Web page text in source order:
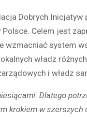
Dobrych Inicjatyw
Celem jest
wzmacniać system
władz
i władz
Dlatego
krokiem w szerszych